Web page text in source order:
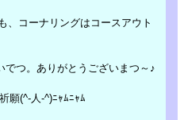
、コーナリングはコースアウト
でつ。ありがとうございまつ～♪
願(^-人-^)ﾆｬﾑﾆｬﾑ